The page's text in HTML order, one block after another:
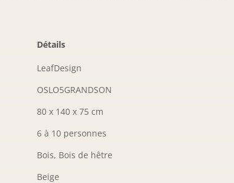
Détails
LeafDesign
OSLO5GRANDSON
80 x 140 x 75 cm
6 à 10 personnes
Bois, Bois de hêtre
Beige